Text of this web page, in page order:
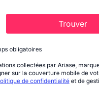
Trouver
obligatoires
collectées par Ariase,
sur la couverture mobile de
de confidentialité et de